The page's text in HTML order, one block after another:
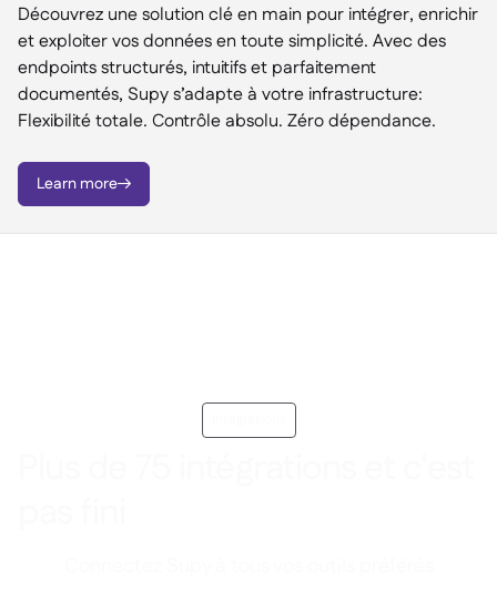
Découvrez une solution clé en main pour intégrer, enrichir
et exploiter vos données en toute simplicité. Avec des
endpoints structurés, intuitifs et parfaitement
documentés, Supy s’adapte à votre infrastructure:
Flexibilité totale. Contrôle absolu. Zéro dépendance.
Learn more